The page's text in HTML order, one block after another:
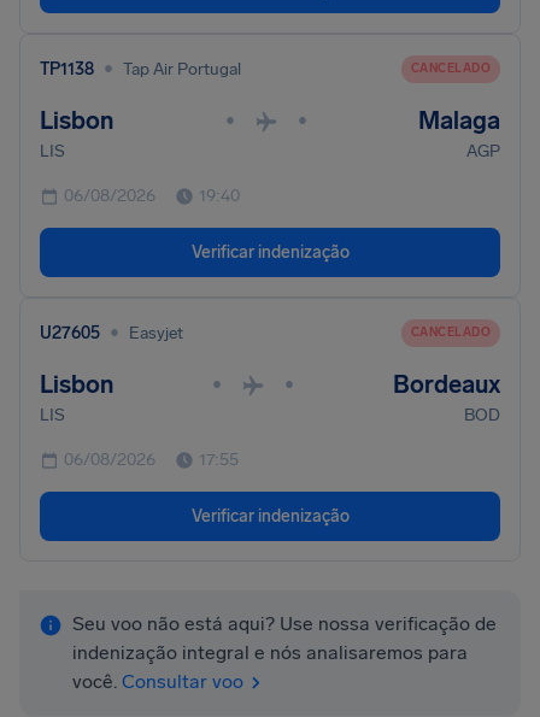
TP1138 • Tap Air Portugal CANCELADO
Lisbon • • Malaga
LIS AGP
06/08/2026 19:40
Verificar indenização
U27605 • Easyjet CANCELADO
Lisbon • • Bordeaux
LIS BOD
06/08/2026 17:55
Verificar indenização
Seu voo não está aqui? Use nossa verificação de
indenização integral e nós analisaremos para
você. Consultar voo